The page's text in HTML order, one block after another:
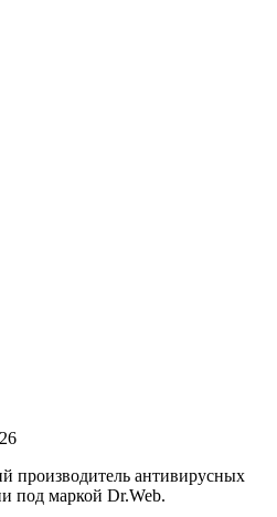
производитель антивирусных
под маркой Dr.Web.